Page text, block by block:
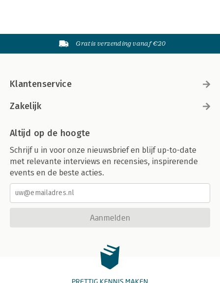
Gratis verzending vanaf €20
Klantenservice
Zakelijk
Altijd op de hoogte
Schrijf u in voor onze nieuwsbrief en blijf up-to-date
met relevante interviews en recensies, inspirerende
events en de beste acties.
Aanmelden
PRETTIG KENNIS MAKEN